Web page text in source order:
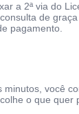
a 2ª via do
de
pagamento.
minutos, você
o que quer